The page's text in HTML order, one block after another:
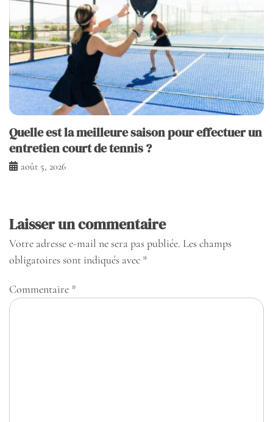
Quelle est la meilleure saison pour effectuer un
entretien court de tennis ?
août 5, 2026
Laisser un commentaire
Votre adresse e-mail ne sera pas publiée. Les champs
obligatoires sont indiqués avec *
Commentaire *